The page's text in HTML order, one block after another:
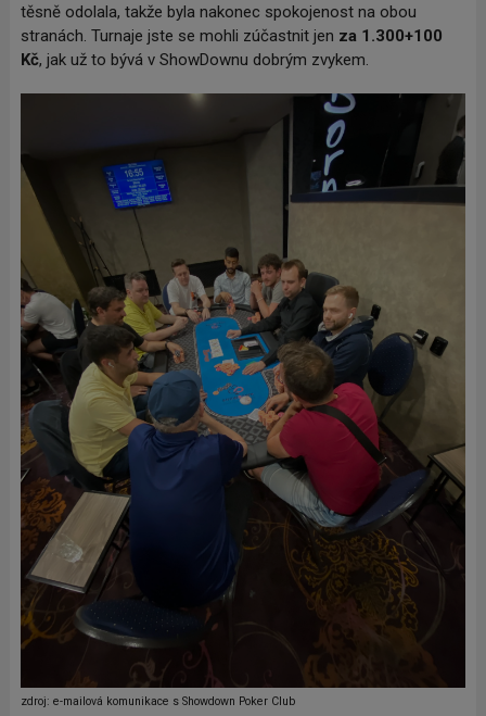
těsně odolala, takže byla nakonec spokojenost na obou
stranách. Turnaje jste se mohli zúčastnit jen za 1.300+100
Kč, jak už to bývá v ShowDownu dobrým zvykem.
zdroj: e-mailová komunikace s Showdown Poker Club